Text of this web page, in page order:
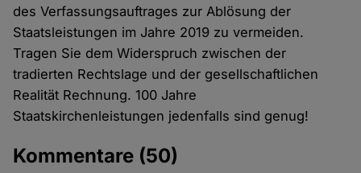
des Verfassungsauftrages zur Ablösung der
Staatsleistungen im Jahre 2019 zu vermeiden.
Tragen Sie dem Widerspruch zwischen der
tradierten Rechtslage und der gesellschaftlichen
Realität Rechnung. 100 Jahre
Staatskirchenleistungen jedenfalls sind genug!
Kommentare (50)